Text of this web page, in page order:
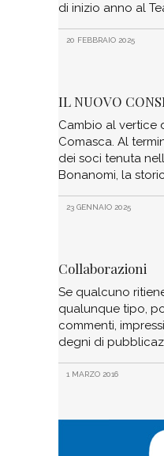
di inizio anno al
20 FEBBRAIO 2025
IL NUOVO
Cambio al vertice
Comasca. Al
dei soci tenuta
Bonanomi, la
23 GENNAIO 2025
Collaborazioni
Se qualcuno
qualunque tipo,
commenti,
degni di
1 MARZO 2016